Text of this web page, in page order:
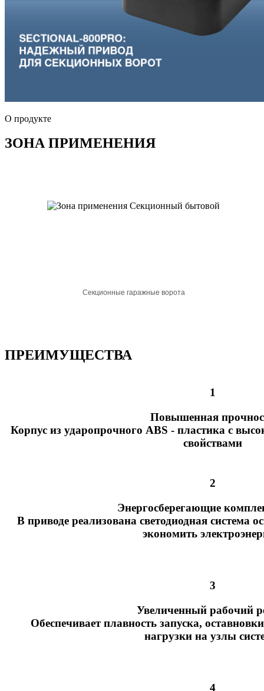
О продукте
ЗОНА ПРИМЕНЕНИЯ
Cекционные гаражные ворота
ПРЕИМУЩЕСТВА
1
Повышенная
Корпус из ударопрочного ABS - пластика с
свойствами
2
Энергосберегающие
В приводе реализована светодиодная система
экономить
3
Увеличенный рабочий
Обеспечивает плавность запуска,
нагрузки на узлы
4